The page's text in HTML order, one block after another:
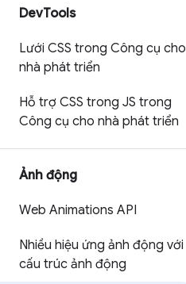
DevTools
Lưới CSS trong Công cụ cho
nhà phát triển
Hỗ trợ CSS trong JS trong
Công cụ cho nhà phát triển
Ảnh động
Web Animations API
Nhiều hiệu ứng ảnh động với
cấu trúc ảnh động